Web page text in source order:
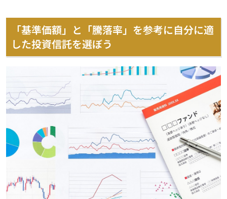
「基準価額」と「騰落率」を参考に自分に適
した投資信託を選ぼう